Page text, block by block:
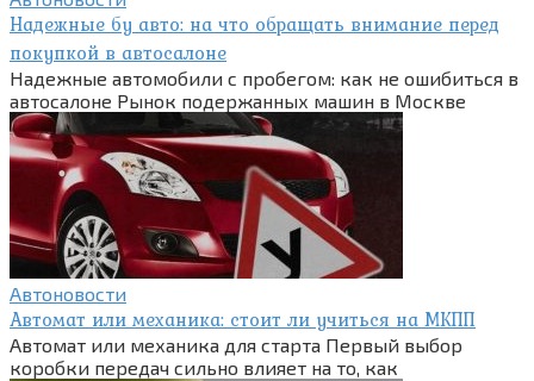
Надежные бу авто: на что обращать внимание перед
покупкой в автосалоне
Надежные автомобили с пробегом: как не ошибиться в
автосалоне Рынок подержанных машин в Москве
Автоновости
Автомат или механика: стоит ли учиться на МКПП
Автомат или механика для старта Первый выбор
коробки передач сильно влияет на то, как